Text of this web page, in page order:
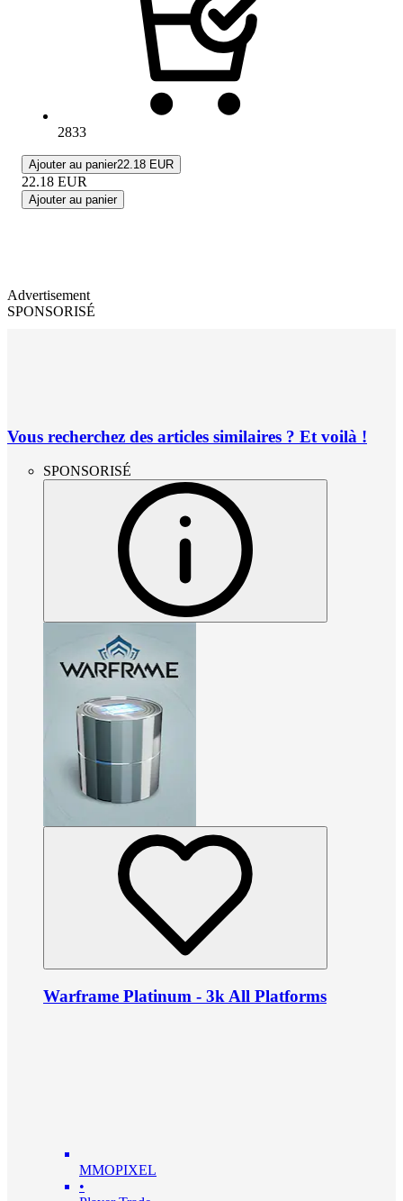
2833
Ajouter au panier22.18 EUR
22.18 EUR
Ajouter au panier
Advertisement
SPONSORISÉ
Vous recherchez des articles similaires ? Et voilà !
SPONSORISÉ
Warframe Platinum - 3k All Platforms
MMOPIXEL
•